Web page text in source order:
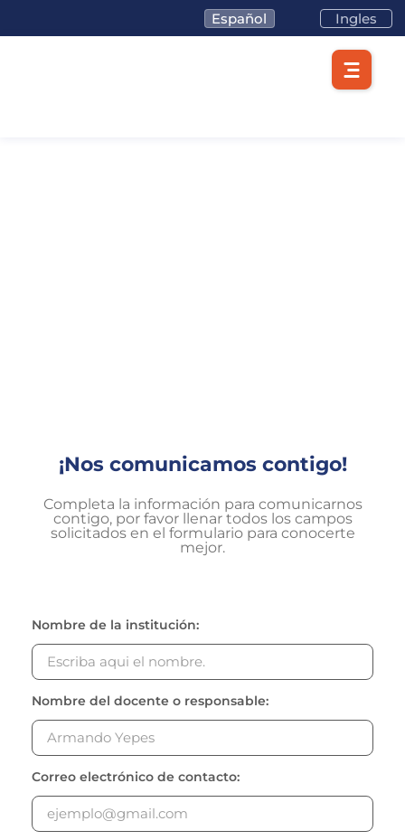
Español Ingles
Lotes/Bodegas
Beneficios
Usuarios
Agendar Cita
¡Nos comunicamos contigo!
Completa la información para comunicarnos
contigo, por favor llenar todos los campos
solicitados en el formulario para conocerte
mejor.
Nombre de la institución:
Nombre del docente o responsable:
Correo electrónico de contacto: